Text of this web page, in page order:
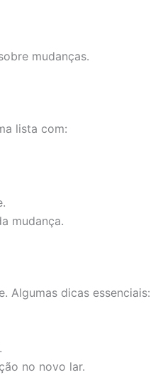
mudanças.
lista com:
mudança.
Algumas dicas essenciais:
no novo lar.